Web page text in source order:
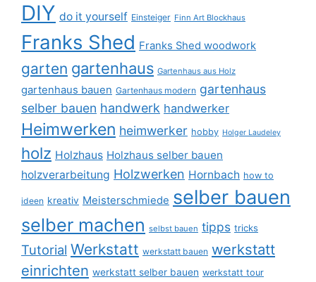
DIY do it yourself Einsteiger Finn Art Blockhaus
Franks Shed Franks Shed woodwork
garten gartenhaus Gartenhaus aus Holz
gartenhaus bauen Gartenhaus modern gartenhaus
selber bauen handwerk handwerker
Heimwerken heimwerker hobby Holger Laudeley
holz Holzhaus Holzhaus selber bauen
holzverarbeitung Holzwerken Hornbach how to
ideen kreativ Meisterschmiede selber bauen
selber machen selbst bauen tipps tricks
Tutorial Werkstatt werkstatt bauen werkstatt
einrichten werkstatt selber bauen werkstatt tour